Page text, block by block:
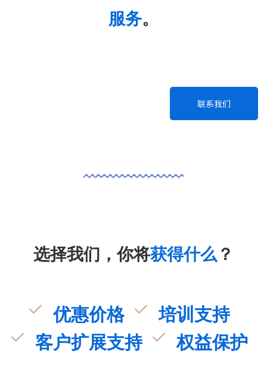
服务。
联系我们
选择我们，你将获得什么 ？
优惠价格
培训支持
客户扩展支持
权益保护